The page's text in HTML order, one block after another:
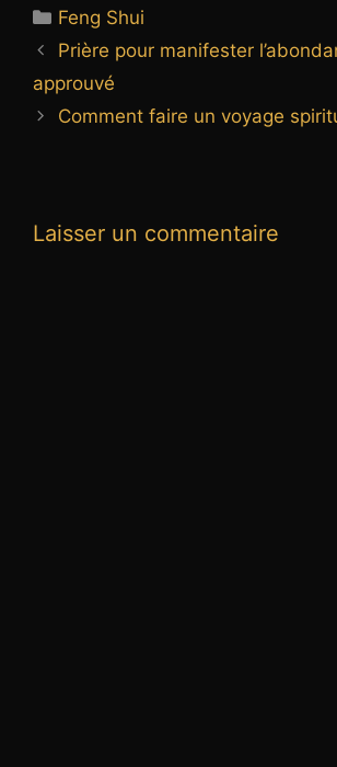
Catégories
Feng Shui
Prière pour manifester
approuvé
Comment faire un voyage
Laisser un commentaire